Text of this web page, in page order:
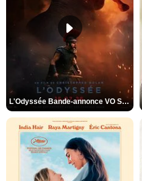
L'Odyssée Bande-annonce VO STFR